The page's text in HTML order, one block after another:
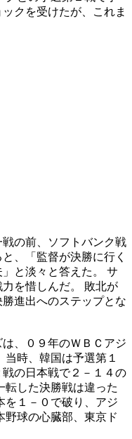
クを受けたが、これま
の前、ソフトバンク戦
、「監督が決勝に行く
と淡々と答えた。 サ
を惜しんだ。 敗北が
進出へのステップとな
、０９年のＷＢＣアジ
時、韓国は予選第１
の日本戦で２－１４の
転した決勝戦は違った
を１－０で破り、アジ
野球の心臓部、東京ド